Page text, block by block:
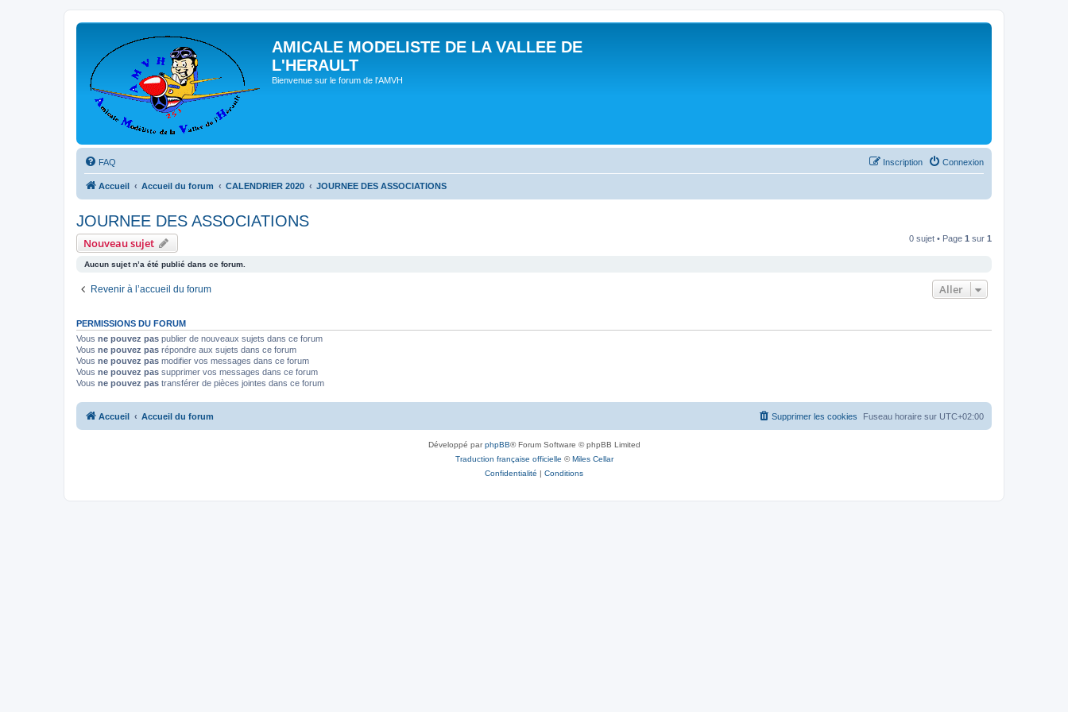
AMICALE MODELISTE DE LA VALLEE DE
L'HERAULT
Bienvenue sur le forum de l'AMVH
FAQ Connexion
Inscription
Accueil Accueil du forum CALENDRIER 2020 JOURNEE DES ASSOCIATIONS
JOURNEE DES ASSOCIATIONS
Nouveau sujet 0 sujet • Page 1 sur 1
Aucun sujet n’a été publié dans ce forum.
Revenir à l’accueil du forum Aller
PERMISSIONS DU FORUM
Vous ne pouvez pas publier de nouveaux sujets dans ce forum
Vous ne pouvez pas répondre aux sujets dans ce forum
Vous ne pouvez pas modifier vos messages dans ce forum
Vous ne pouvez pas supprimer vos messages dans ce forum
Vous ne pouvez pas transférer de pièces jointes dans ce forum
Accueil Accueil du forum Fuseau horaire sur UTC+02:00
Supprimer les cookies
Développé parphpBB® Forum Software © phpBB Limited
Traduction française officielle ©Miles Cellar
Confidentialité | Conditions